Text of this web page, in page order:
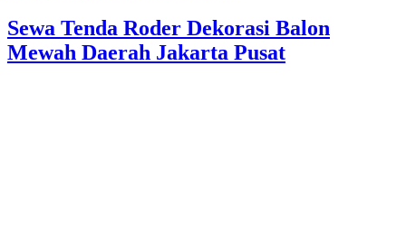
Sewa Tenda Roder Dekorasi Balon
Mewah Daerah Jakarta Pusat